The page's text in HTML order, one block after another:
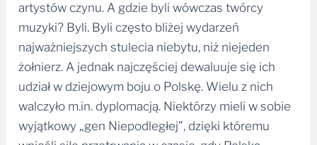
artystów czynu. A gdzie byli wówczas twórcy
muzyki? Byli. Byli często bliżej wydarzeń
najważniejszych stulecia niebytu, niż niejeden
żołnierz. A jednak najczęściej dewaluuje się ich
udział w dziejowym boju o Polskę. Wielu z nich
walczyło m.in. dyplomacją. Niektórzy mieli w sobie
wyjątkowy „gen Niepodległej”, dzięki któremu